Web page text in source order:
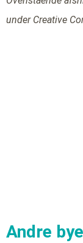
under Creative
Andre